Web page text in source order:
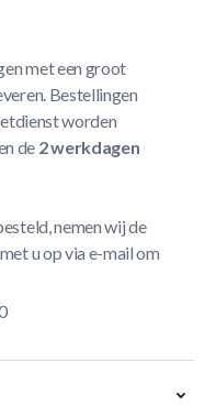
met een groot
Bestellingen
worden
de 2 werkdagen
nemen wij de
u op via e-mail om